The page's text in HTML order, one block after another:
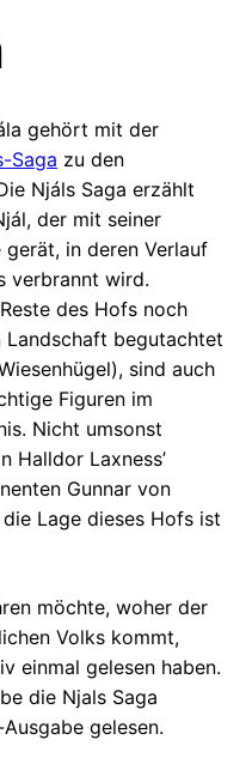
gehört mit der
Saga zu den
Njáls Saga erzählt
der mit seiner
gerät, in deren Verlauf
verbrannt wird.
des Hofs noch
Landschaft begutachtet
sind auch
Figuren im
Nicht umsonst
Halldor Laxness’
Gunnar von
Lage dieses Hofs ist
möchte, woher der
Volks kommt,
einmal gelesen haben.
die Njals Saga
gelesen.